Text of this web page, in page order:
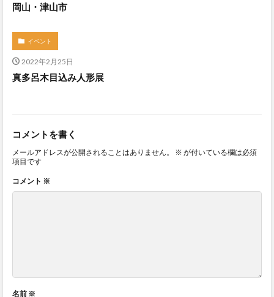
岡山・津山市
イベント
2022年2月25日
真多呂木目込み人形展
コメントを書く
メールアドレスが公開されることはありません。 ※ が付いている欄は必須
項目です
コメント ※
名前 ※